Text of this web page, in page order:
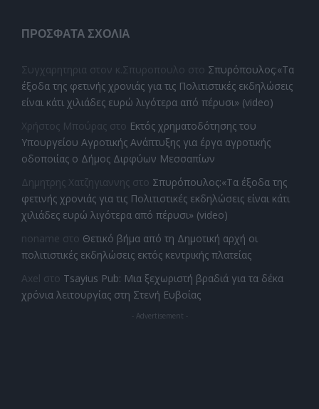
ΠΡΌΣΦΑΤΑ ΣΧΌΛΙΑ
Συγχαρητηρια στον κ.Σπυροπουλο στο Σπυρόπουλος:«Τα
έξοδα της φετινής χρονιάς για τις Πολιτιστικές εκδηλώσεις
είναι κάτι χιλιάδες ευρώ λιγότερα από πέρυσι» (video)
Χρήστος Μπούρας στο Εκτός χρηματοδότησης του
Υπουργείου Αγροτικής Ανάπτυξης για έργα αγροτικής
οδοποιίας ο Δήμος Διρφύων Μεσσαπίων
Δημητρης Χατζηγιαννης στο Σπυρόπουλος:«Τα έξοδα της
φετινής χρονιάς για τις Πολιτιστικές εκδηλώσεις είναι κάτι
χιλιάδες ευρώ λιγότερα από πέρυσι» (video)
noname στο Θετικό βήμα από τη Δημοτική αρχή οι
πολιτιστικές εκδηλώσεις εκτός κεντρικής πλατείας
Axel στο Tsayius Pub: Μια ξεχωριστή βραδιά για τα δέκα
χρόνια λειτουργίας στη Στενή Ευβοίας
- Advertisement -